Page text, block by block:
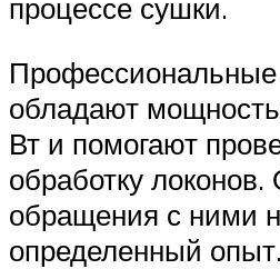
процессе сушки.
обладают
Вт и помогают
обработку
обращения с ними
определенный опыт.